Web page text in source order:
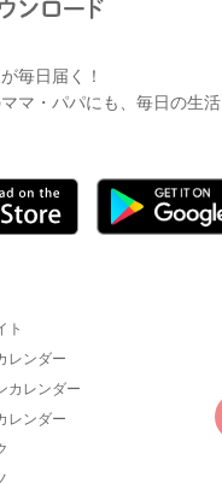
毎日届く！
マ・パパにも、毎日の生
ト
レンダー
カレンダー
レンダー